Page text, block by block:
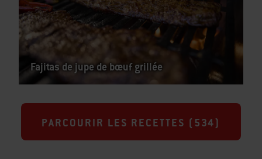
Fajitas de jupe de bœuf grillée
PARCOURIR LES RECETTES ( 534)